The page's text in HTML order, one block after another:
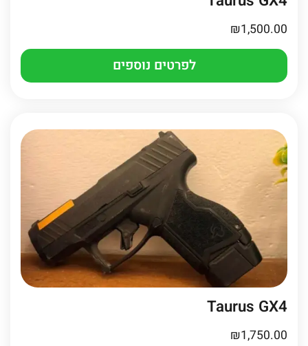
₪1,500.00
לפרטים נוספים
Taurus GX4
₪1,750.00